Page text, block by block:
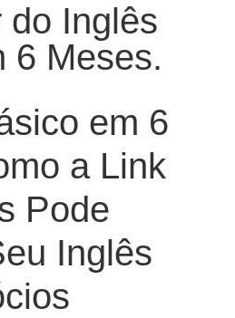
do Inglês
6 Meses.
em 6
a Link
Pode
Inglês